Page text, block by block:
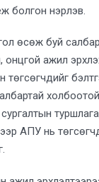
болгон нэрлэв.
өсөж буй
онцгой ажил
АПУ нь